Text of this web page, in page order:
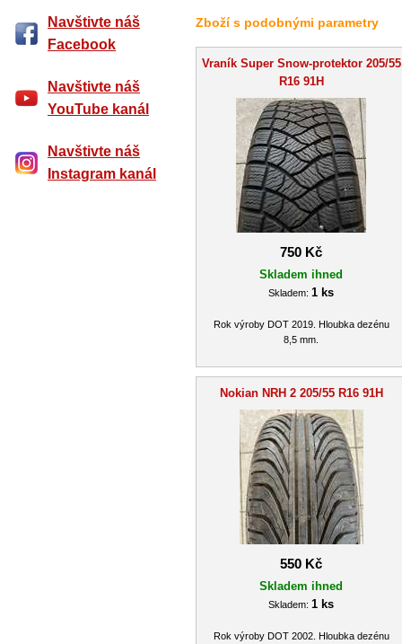
Navštivte náš
Facebook
Navštivte náš
YouTube kanál
Navštivte náš
Instagram kanál
Zboží s podobnými parametry
Vraník Super Snow-protektor 205/55
R16 91H
750 Kč
Skladem ihned
Skladem: 1 ks
Rok výroby DOT 2019. Hloubka dezénu
8,5 mm.
Nokian NRH 2 205/55 R16 91H
550 Kč
Skladem ihned
Skladem: 1 ks
Rok výroby DOT 2002. Hloubka dezénu